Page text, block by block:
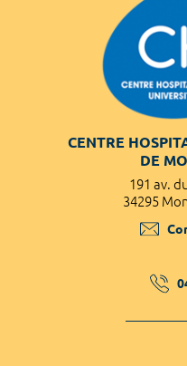
CENTRE
DE
191 av.
34295